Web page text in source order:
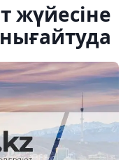
жүйесіне